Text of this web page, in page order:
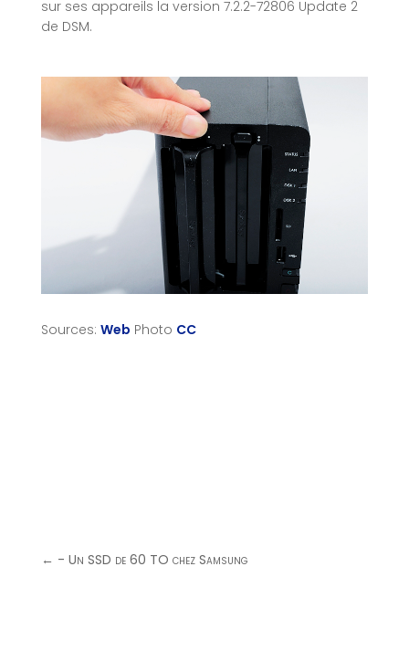
sur ses appareils la version 7.2.2-72806 Update 2
de DSM.
Sources: Web Photo CC
← - Un SSD de 60 TO chez Samsung